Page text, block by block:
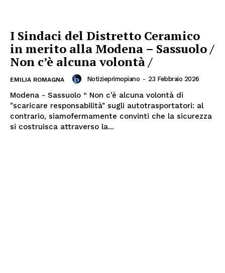
I Sindaci del Distretto Ceramico
in merito alla Modena – Sassuolo /
Non c’è alcuna volontà /
EMILIA ROMAGNA Notizieprimopiano - 23 Febbraio 2026
Modena - Sassuolo “ Non c’è alcuna volontà di
"scaricare responsabilità" sugli autotrasportatori: al
contrario, siamofermamente convinti che la sicurezza
si costruisca attraverso la...